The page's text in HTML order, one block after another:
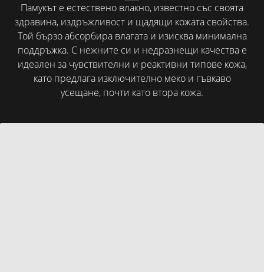
Памукът е естествено влакно, известно със своята
здравина, издръжливост и щадящи кожата свойства.
Той бързо абсорбира влагата и изисква минимална
поддръжка. С нежните си и недразнещи качества е
идеален за чувствителни и реактивни типове кожа,
като предлага изключително меко и гъвкаво
усещане, почти като втора кожа.